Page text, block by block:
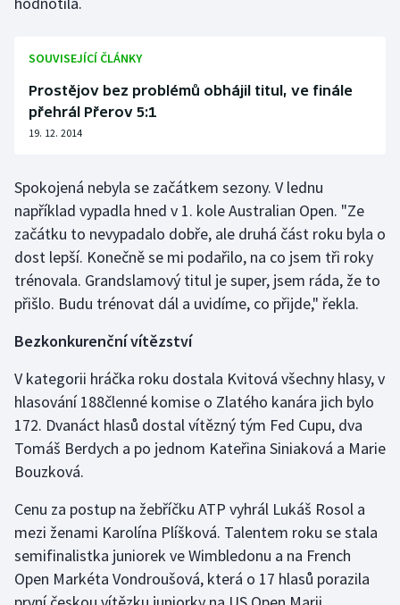
Lezení
Lyže a snowboard
Motorsport
Olympijské hry
Parasport
Ragby
Rychlobruslení
Short track
Sportovní střelba
SOUVISEJÍCÍ ČLÁNKY
Prostějov bez problémů obhájil titul, ve finále
přehrál Přerov 5:1
19. 12. 2014
Spokojená nebyla se začátkem sezony. V lednu
například vypadla hned v 1. kole Australian Open. "Ze
začátku to nevypadalo dobře, ale druhá část roku byla o
dost lepší. Konečně se mi podařilo, na co jsem tři roky
trénovala. Grandslamový titul je super, jsem ráda, že to
přišlo. Budu trénovat dál a uvidíme, co přijde," řekla.
Bezkonkurenční vítězství
V kategorii hráčka roku dostala Kvitová všechny hlasy, v
hlasování 188členné komise o Zlatého kanára jich bylo
172. Dvanáct hlasů dostal vítězný tým Fed Cupu, dva
Tomáš Berdych a po jednom Kateřina Siniaková a Marie
Bouzková.
Cenu za postup na žebříčku ATP vyhrál Lukáš Rosol a
mezi ženami Karolína Plíšková. Talentem roku se stala
semifinalistka juniorek ve Wimbledonu a na French
Open Markéta Vondroušová, která o 17 hlasů porazila